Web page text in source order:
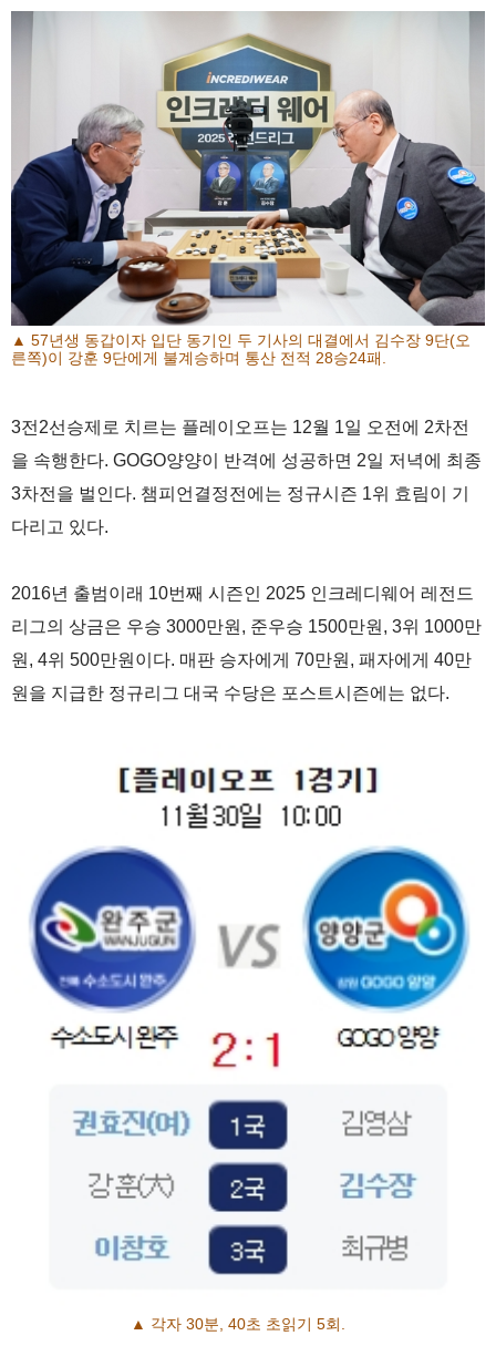
▲ 57년생 동갑이자 입단 동기인 두 기사의 대결에서 김수장 9단(오
른쪽)이 강훈 9단에게 불계승하며 통산 전적 28승24패.
3전2선승제로 치르는 플레이오프는 12월 1일 오전에 2차전
을 속행한다. GOGO양양이 반격에 성공하면 2일 저녁에 최종
3차전을 벌인다. 챔피언결정전에는 정규시즌 1위 효림이 기
다리고 있다.
2016년 출범이래 10번째 시즌인 2025 인크레디웨어 레전드
리그의 상금은 우승 3000만원, 준우승 1500만원, 3위 1000만
원, 4위 500만원이다. 매판 승자에게 70만원, 패자에게 40만
원을 지급한 정규리그 대국 수당은 포스트시즌에는 없다.
▲ 각자 30분, 40초 초읽기 5회.